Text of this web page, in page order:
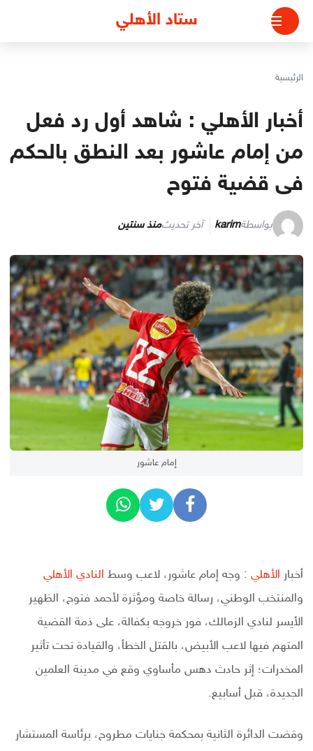
التجاوز
المحتوى
ستاد الأهلي
الرئيسية
أخبار الأهلي : شاهد أول رد فعل
من إمام عاشور بعد النطق بالحكم
فى قضية فتوح
بواسطةkarim آخر تحديثمنذ سنتين
إمام عاشور
أخبار الأهلي : وجه إمام عاشور، لاعب وسط النادي الأهلي
والمنتخب الوطني، رسالة خاصة ومؤثرة لأحمد فتوح، الظهير
الأيسر لنادي الزمالك، فور خروجه بكفالة، على ذمة القضية
المتهم فيها لاعب الأبيض، بالقتل الخطأ، والقيادة تحت تأثير
المخدرات؛ إثر حادث دهس مأساوي وقع في مدينة العلمين
الجديدة، قبل أسابيع.
وقضت الدائرة الثانية بمحكمة جنايات مطروح، برئاسة المستشار